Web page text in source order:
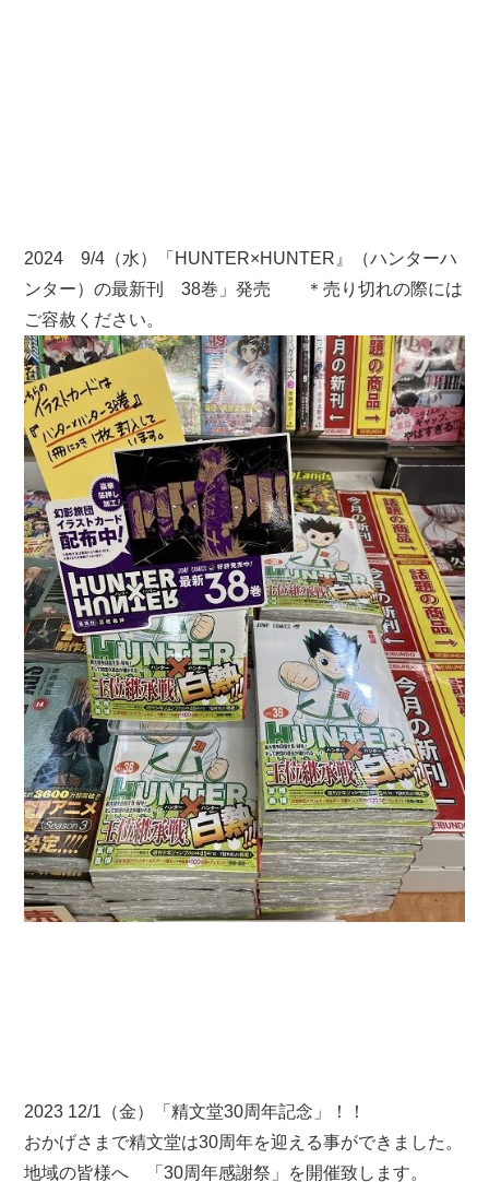
2024 9/4（水）「 HUNTER×HUNTER』
（ハンターハ
ンター）の最新刊 38巻」発売 ＊売り切れの際には
ご容赦ください。
2023 12/1（金）「精文堂30周年記念」！！
おかげさまで精文堂は30周年を迎える事ができました。
地域の皆様へ 「30周年感謝祭」を開催致します。